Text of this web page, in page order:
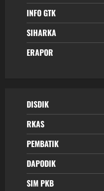
INFO GTK
SIHARKA
ERAPOR
DISDIK
RKAS
PEMBATIK
DAPODIK
SIM PKB